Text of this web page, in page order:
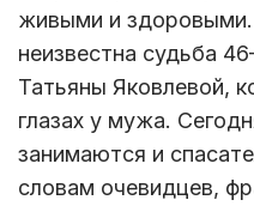
живыми и
неизвестна судьба
Татьяны Яковлевой,
глазах у мужа.
занимаются и
словам очевидцев,